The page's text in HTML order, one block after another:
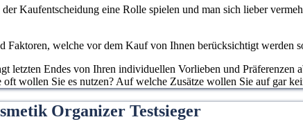
Kaufentscheidung eine Rolle spielen und man sich lieber
welche vor dem Kauf von Ihnen berücksichtigt werden
letzten Endes von Ihren individuellen Vorlieben und Präferenzen
wollen Sie es nutzen? Auf welche Zusätze wollen Sie auf gar
Organizer Testsieger